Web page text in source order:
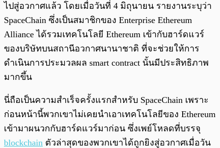
ไปสู่อวกาศแล้ว โดยเมื่อวันที่ 4 มิถุนายน รายงานระบุว่า
SpaceChain ซึ่งเป็นสมาชิกของ Enterprise Ethereum
Alliance ได้รวมเทคโนโลยี Ethereum เข้ากับฮาร์ดแวร์
ของบริษัทบนสถานีอวกาศนานาชาติ ที่จะช่วยให้การ
ดำเนินการประมวลผล smart contract นั้นมีประสิทธิภาพ
มากขึ้น
นี่ถือเป็นความสำเร็จครั้งแรกสำหรับ SpaceChain เพราะ
ก่อนหน้านี้พวกเขาไม่เคยนำเอาเทคโนโลยีของ Ethereum
เข้ามาผนวกกับฮาร์ดแวร์มาก่อน ซึ่งเพย์โหลดที่บรรจุ
blockchain ตัวล่าสุดของพวกเขาได้ถูกยิงสู่อวกาศเมื่อวัน